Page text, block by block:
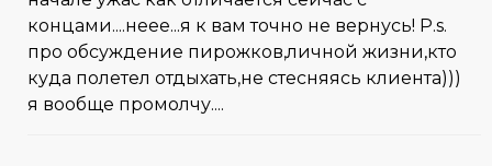
концами....неее...я к вам точно не вернусь! P.s.
про обсуждение пирожков,личной жизни,кто
куда полетел отдыхать,не стесняясь клиента)))
я вообще промолчу....